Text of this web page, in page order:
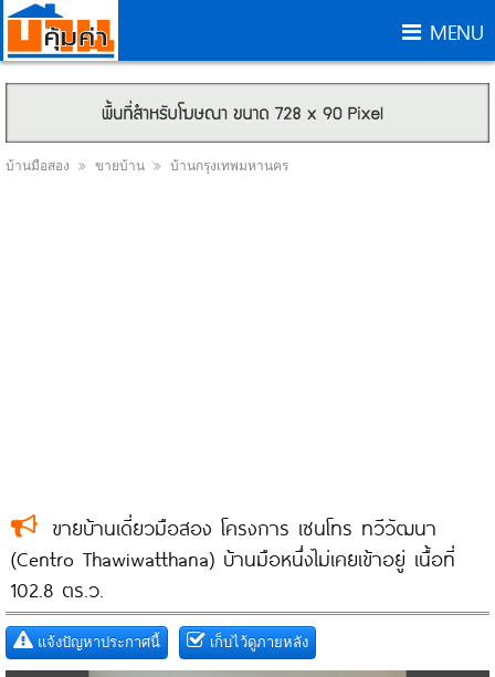
MENU
บ้านมือสอง ขายบ้าน บ้านกรุงเทพมหานคร
ขายบ้านเดี่ยวมือสอง โครงการ เซนโทร ทวีวัฒนา
(Centro Thawiwatthana) บ้านมือหนึ่งไม่เคยเข้าอยู่ เนื้อที่
102.8 ตร.ว.
แจ้งปัญหาประกาศนี้ เก็บไว้ดูภายหลัง